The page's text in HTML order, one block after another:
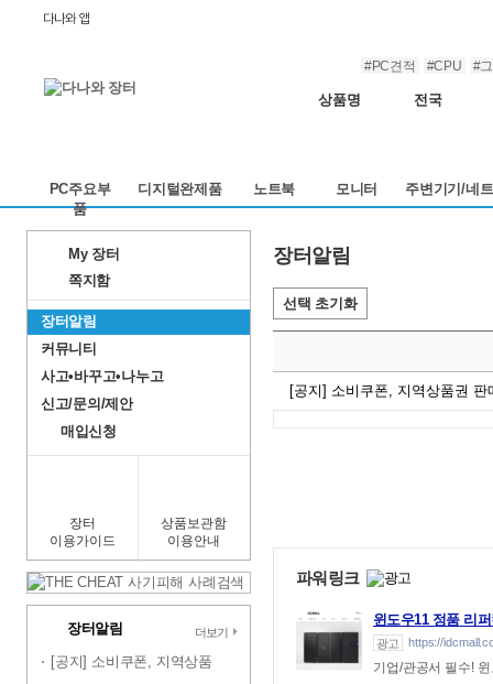
다나와 앱
#PC견적 #CPU #
상품명 전국
PC주요부
품
디지털완제품 노트북 모니터 주변기기/네
My 장터
쪽지함
장터알림
커뮤니티
사고•바꾸고•나누고
신고/문의/제안
매입신청
장터
이용가이드
상품보관함
이용안내
장터알림
[공지] 소비쿠폰, 지역상품
더보기
장터알림
선택 초기화
[공지] 소비쿠폰, 지역상품권 판
파워링크
윈도우11 정품 리
광고 https://
기업/관공서 필수!